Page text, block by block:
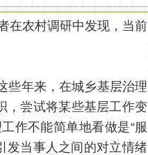
在农村调研中发现，当前
些年来，在城乡基层治理
，尝试将某些基层工作变
作不能简单地看做是“服
发当事人之间的对立情绪